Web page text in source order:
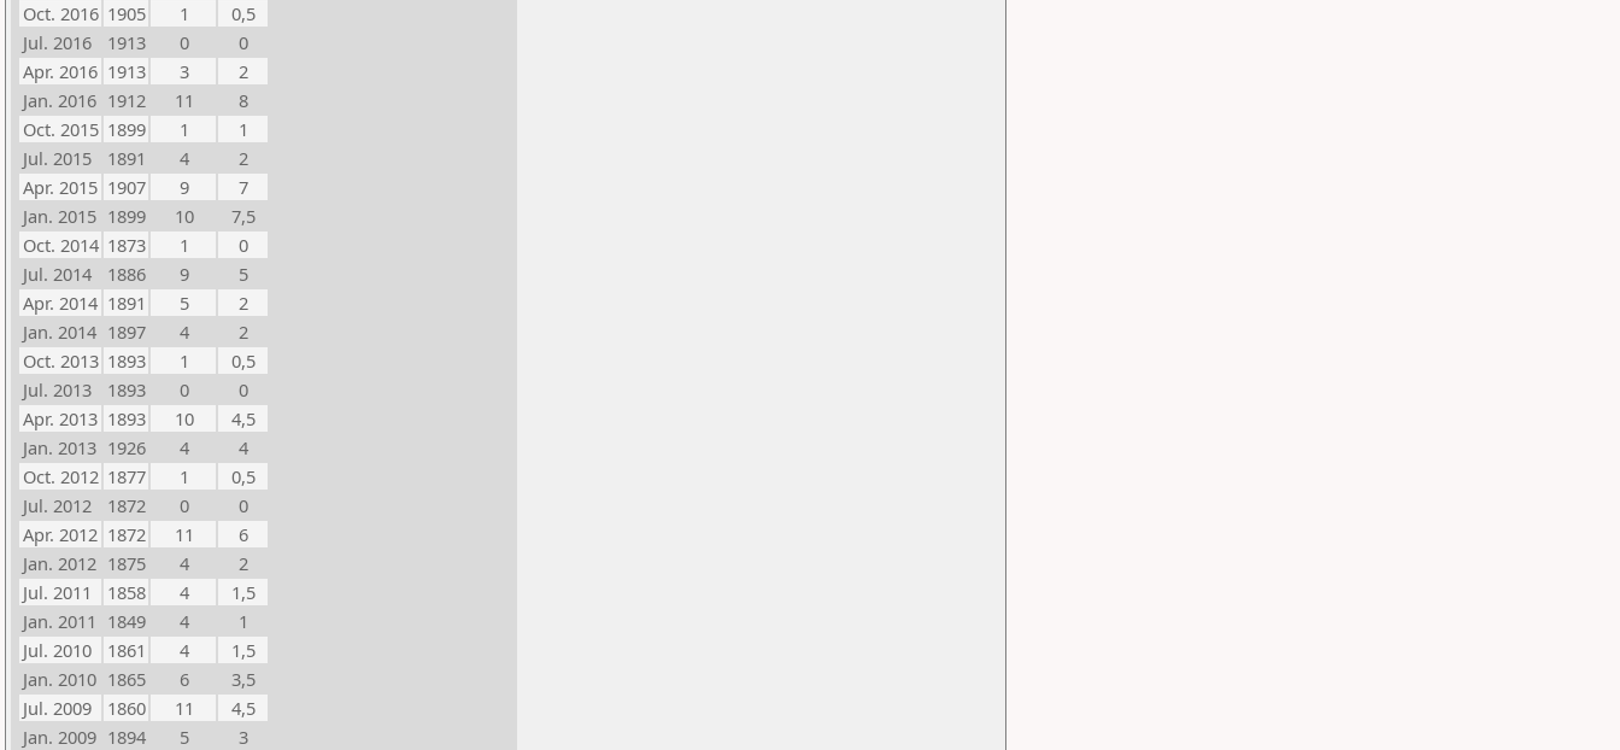
Oct. 2016 1905 1
0,5
Jul. 2016
1913 0
0
Apr. 2016 1913 3
2
Jan. 2016 1912 11
8
Oct. 2015 1899 1
1
Jul. 2015
1891 4
2
Apr. 2015 1907 9
7
Jan. 2015 1899 10
7,5
Oct. 2014 1873 1
0
Jul. 2014
1886 9
5
Apr. 2014 1891 5
2
Jan. 2014 1897 4
2
Oct. 2013 1893 1
0,5
Jul. 2013
1893 0
0
Apr. 2013 1893 10
4,5
Jan. 2013 1926 4
4
Oct. 2012 1877 1
0,5
Jul. 2012
1872 0
0
Apr. 2012 1872 11
6
Jan. 2012 1875 4
2
Jul. 2011
1858 4
1,5
Jan. 2011 1849 4
1
Jul. 2010
1861 4
1,5
Jan. 2010 1865 6
3,5
Jul. 2009
1860 11
4,5
Jan. 2009 1894 5
3